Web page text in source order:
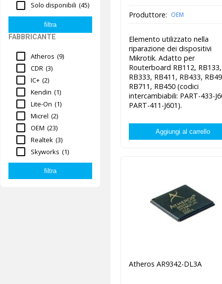
Solo disponibili (45)
FABBRICANTE
Atheros (9)
CDR (3)
IC+ (2)
Kendin (1)
Lite-On (1)
Micrel (2)
OEM (23)
Realtek (3)
Skyworks (1)
Produttore: OEM
Elemento utilizzato nella
riparazione dei dispositivi
Mikrotik. Adatto per
Routerboard RB112, RB133,
RB333, RB411, RB433,
RB711, RB450 (codici
intercambiabili: PART-433-
PART-411-J601).
Atheros AR9342-DL3A